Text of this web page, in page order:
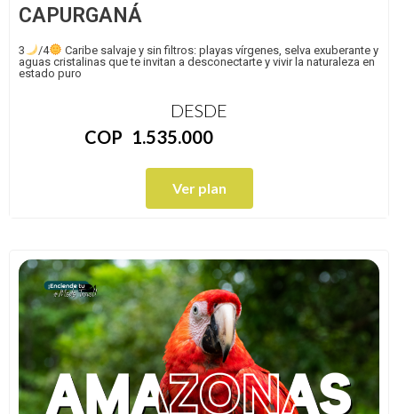
CAPURGANÁ
3 /4
Caribe salvaje y sin filtros: playas vírgenes, selva exuberante y
aguas cristalinas que te invitan a desconectarte y vivir la naturaleza en
estado puro
DESDE
COP 1.535.000
Ver plan